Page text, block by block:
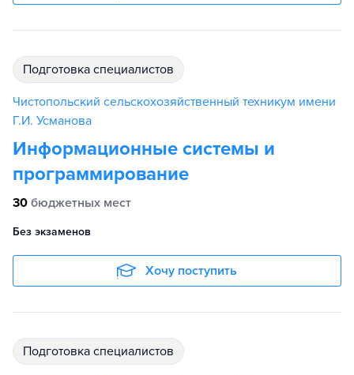
подготовка специалистов
Чистопольский сельскохозяйственный техникум имени
Г.И. Усманова
Информационные системы и
программирование
30 бюджетных мест
Без экзаменов
Хочу поступить
подготовка специалистов